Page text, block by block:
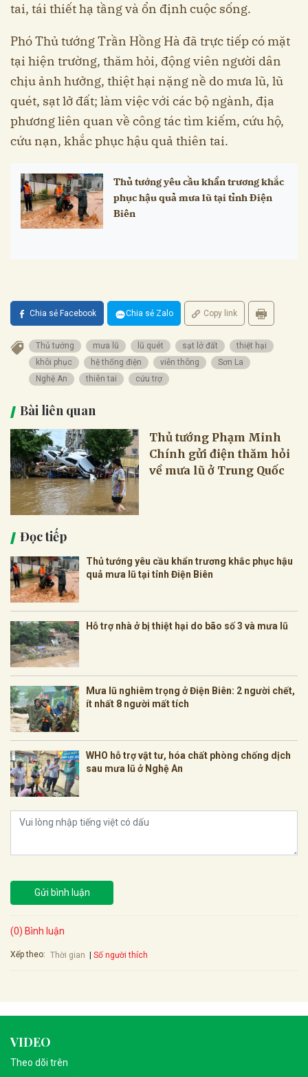
tai, tái thiết hạ tầng và ổn định cuộc sống.
Phó Thủ tướng Trần Hồng Hà đã trực tiếp có mặt
tại hiện trường, thăm hỏi, động viên người dân
chịu ảnh hưởng, thiệt hại nặng nề do mưa lũ, lũ
quét, sạt lở đất; làm việc với các bộ ngành, địa
phương liên quan về công tác tìm kiếm, cứu hộ,
cứu nạn, khắc phục hậu quả thiên tai.
Thủ tướng yêu cầu khẩn trương khắc
phục hậu quả mưa lũ tại tỉnh Điện
Biên
Chia sẻ Facebook Chia sẻ Zalo Copy link
Thủ tướng mưa lũ lũ quét sạt lở đất
thiệt hại
khôi phục
hệ thống điện viễn thông
Sơn La
Nghệ An
thiên tai cứu trợ
Bài liên quan
Thủ tướng Phạm Minh
Chính gửi điện thăm hỏi
về mưa lũ ở Trung Quốc
Đọc tiếp
Thủ tướng yêu cầu khẩn trương khắc phục hậu
quả mưa lũ tại tỉnh Điện Biên
Hỗ trợ nhà ở bị thiệt hại do bão số 3 và mưa lũ
Mưa lũ nghiêm trọng ở Điện Biên: 2 người chết,
ít nhất 8 người mất tích
WHO hỗ trợ vật tư, hóa chất phòng chống dịch
sau mưa lũ ở Nghệ An
Gửi bình luận
(0) Bình luận
Xếp theo: Thời gian Số người thích
VIDEO
Theo dõi trên